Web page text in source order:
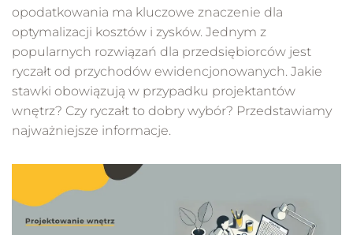
opodatkowania ma kluczowe znaczenie dla
optymalizacji kosztów i zysków. Jednym z
popularnych rozwiązań dla przedsiębiorców jest
ryczałt od przychodów ewidencjonowanych. Jakie
stawki obowiązują w przypadku projektantów
wnętrz? Czy ryczałt to dobry wybór? Przedstawiamy
najważniejsze informacje.